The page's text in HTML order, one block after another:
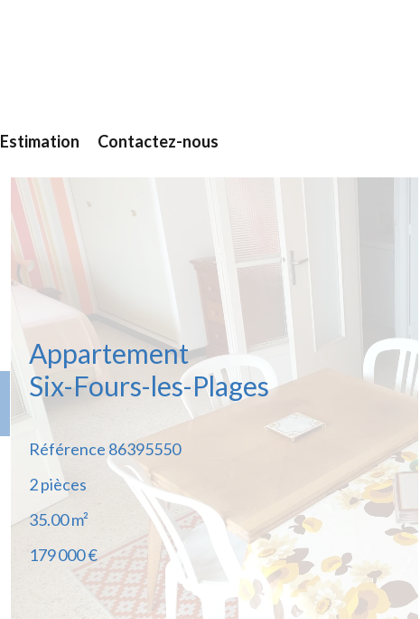
Estimation Contactez-nous
Appartement
Six-Fours-les-Plages
Référence 86395550
2 pièces
35.00m²
179 000 €